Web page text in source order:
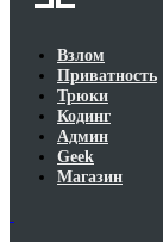
Взлом
Приватность
Трюки
Кодинг
Админ
Geek
Магазин